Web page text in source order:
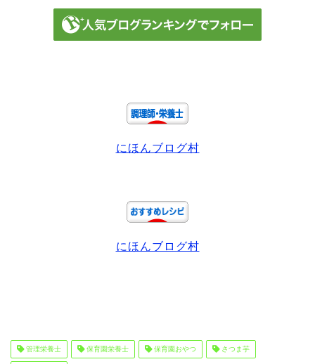
にほんブログ村
にほんブログ村
管理栄養士 保育園栄養士 保育園おやつ さつま芋